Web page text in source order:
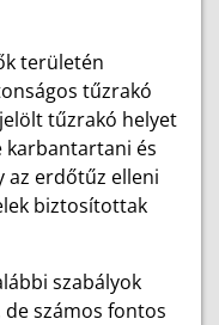
területén
tűzrakó
tűzrakó helyet
karbantartani és
az erdőtűz elleni
biztosítottak
szabályok
számos fontos